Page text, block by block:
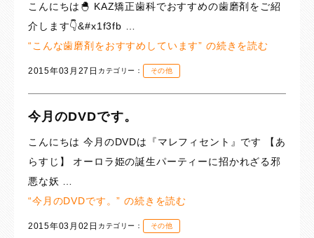
こんにちは🐣 KAZ矯正歯科でおすすめの歯磨剤をご紹
介します👇&#x1f3fb …
“こんな歯磨剤をおすすめしています” の続きを読む
2015年03月27日 カテゴリー： その他
今月のDVDです。
こんにちは 今月のDVDは『マレフィセント』です 【あ
らすじ】 オーロラ姫の誕生パーティーに招かれざる邪
悪な妖 …
“今月のDVDです。” の続きを読む
2015年03月02日 カテゴリー： その他